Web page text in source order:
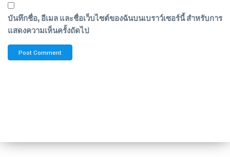
บันทึกชื่อ, อีเมล และชื่อเว็บไซต์ของฉันบนเบราว์เซอร์นี้ สำหรับการ
แสดงความเห็นครั้งถัดไป